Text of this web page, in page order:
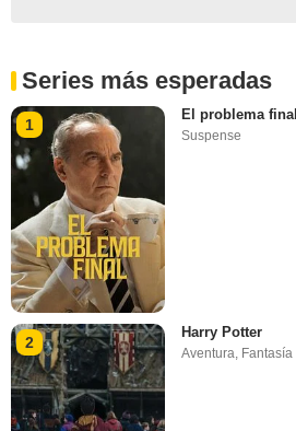
Series más esperadas
1
El problema final
Suspense
2
Harry Potter
Aventura Fantasía